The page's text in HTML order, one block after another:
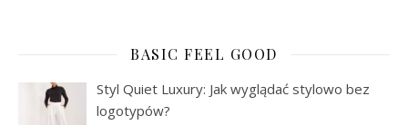
BASIC FEEL GOOD
Styl Quiet Luxury: Jak wyglądać stylowo bez
logotypów?